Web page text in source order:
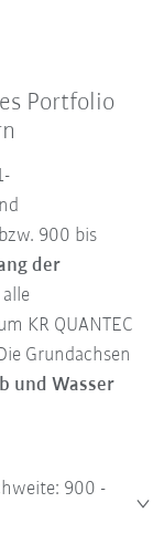
Portfolio
900 bis
der
KR QUANTEC
Grundachsen
und Wasser
900 -